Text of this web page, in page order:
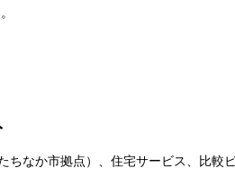
ちなか市拠点）、住宅サービス、比較